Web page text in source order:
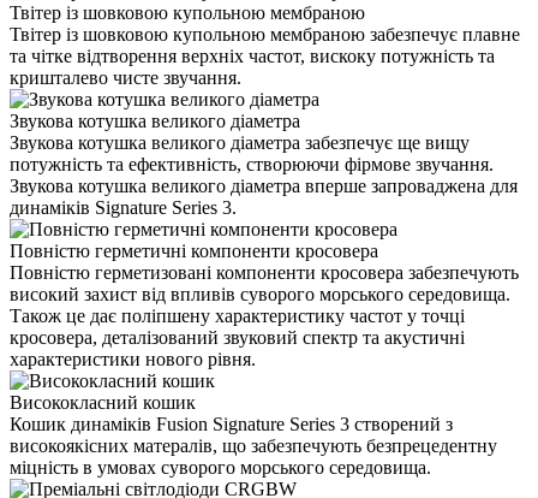
Твітер із шовковою купольною мембраною
Твітер із шовковою купольною мембраною забезпечує плавне
та чітке відтворення верхніх частот, вискоку потужність та
кришталево чисте звучання.
Звукова котушка великого діаметра
Звукова котушка великого діаметра забезпечує ще вищу
потужність та ефективність, створюючи фірмове звучання.
Звукова котушка великого діаметра вперше запроваджена для
динаміків Signature Series 3.
Повністю герметичні компоненти кросовера
Повністю герметизовані компоненти кросовера забезпечують
високий захист від впливів суворого морського середовища.
Також це дає поліпшену характеристику частот у точці
кросовера, деталізований звуковий спектр та акустичні
характеристики нового рівня.
Висококласний кошик
Кошик динаміків Fusion Signature Series 3 створений з
високоякісних матералів, що забезпечують безпрецедентну
міцність в умовах суворого морського середовища.